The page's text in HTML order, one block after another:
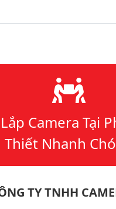
chúng
Lắp Camera Tại
Thiết Nhanh
TY TNHH